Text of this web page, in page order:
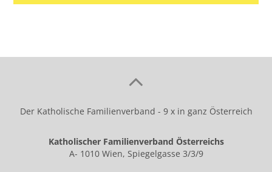
Der Katholische Familienverband - 9 x in ganz Österreich
Katholischer Familienverband Österreichs
A- 1010 Wien, Spiegelgasse 3/3/9